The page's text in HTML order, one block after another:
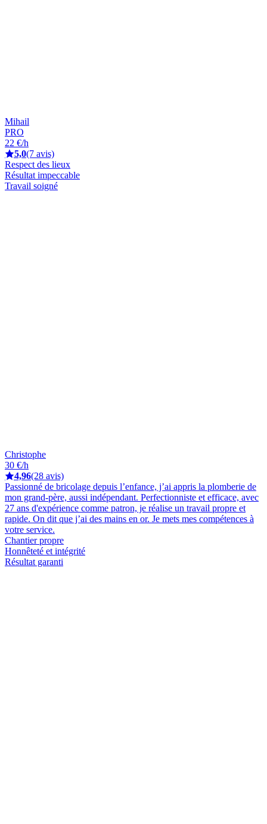
Mihail
PRO
22 €/h
5,0(7 avis)
Respect des lieux
Résultat impeccable
Travail soigné
Christophe
30 €/h
4,96(28 avis)
Passionné de bricolage depuis l’enfance, j’ai appris la plomberie de
mon grand-père, aussi indépendant. Perfectionniste et efficace, avec
27 ans d'expérience comme patron, je réalise un travail propre et
rapide. On dit que j’ai des mains en or. Je mets mes compétences à
votre service.
Chantier propre
Honnêteté et intégrité
Résultat garanti